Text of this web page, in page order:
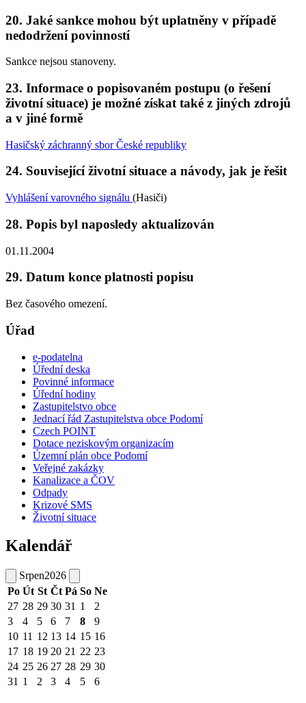
20. Jaké sankce mohou být uplatněny v případě
nedodržení povinností
Sankce nejsou stanoveny.
23. Informace o popisovaném postupu (o řešení
životní situace) je možné získat také z jiných zdrojů
a v jiné formě
Hasičský záchranný sbor České republiky
24. Související životní situace a návody, jak je řešit
Vyhlášení varovného signálu (Hasiči)
28. Popis byl naposledy aktualizován
01.11.2004
29. Datum konce platnosti popisu
Bez časového omezení.
Úřad
e-podatelna
Úřední deska
Povinné informace
Úřední hodiny
Zastupitelstvo obce
Jednací řád Zastupitelstva obce Podomí
Czech POINT
Dotace neziskovým organizacím
Územní plán obce Podomí
Veřejné zakázky
Kanalizace a ČOV
Odpady
Krizové SMS
Životní situace
Kalendář
Srpen2026
Po Út St Čt Pá So Ne
27 28 29 30 31 1
2
3
4 5 6 7 8
9
10 11 12 13 14 15 16
17 18 19 20 21 22 23
24 25 26 27 28 29 30
31 1 2 3 4 5 6